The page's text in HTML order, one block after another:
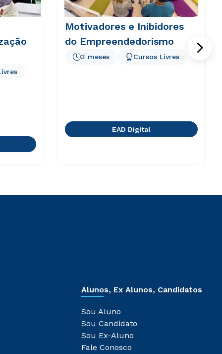
Motivadores e Inibidores
do Empreendedorismo
3 meses Cursos Livres
EAD Digital
Alunos, Ex Alunos, Candidatos
Sou Aluno
Sou Candidato
Sou Ex-Aluno
Fale Conosco